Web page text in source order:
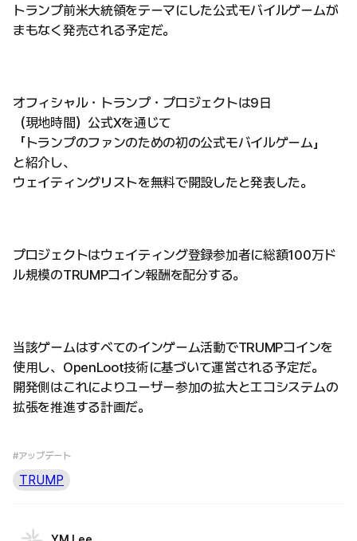
トランプ前米大統領をテーマにした公式モバイルゲームが
まもなく発売される予定だ。
オフィシャル・トランプ・プロジェクトは9日
（現地時間）公式Xを通じて
「トランプのファンのための初の公式モバイルゲーム」
と紹介し、
ウェイティングリストを無料で開設したと発表した。
プロジェクトはウェイティング登録参加者に総額100万ド
ル規模のTRUMPコイン報酬を配分する。
当該ゲームはすべてのインゲーム活動でTRUMPコインを
使用し、OpenLoot技術に基づいて運営される予定だ。
開発側はこれによりユーザー参加の拡大とエコシステムの
拡張を推進する計画だ。
#アップデート
TRUMP